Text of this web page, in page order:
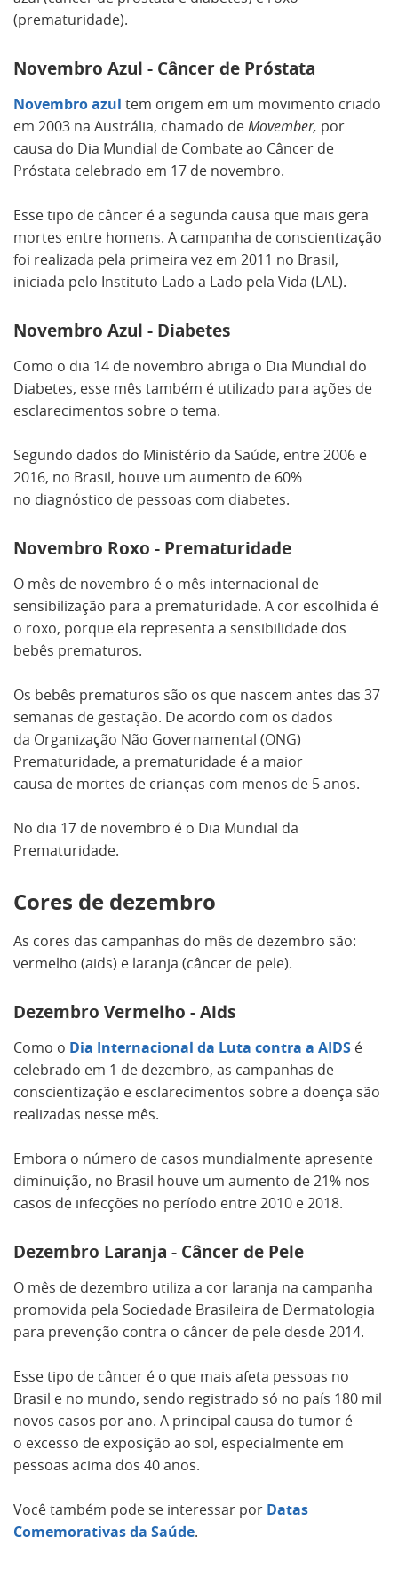
(prematuridade).
Novembro Azul - Câncer de Próstata
Novembro azul tem origem em um movimento criado
em 2003 na Austrália, chamado deMovember, por
causa do Dia Mundial de Combate ao Câncer de
Próstata celebrado em 17 de novembro.
Esse tipo de câncer é a segunda causa que mais gera
mortes entre homens. A campanha de conscientização
foi realizada pela primeira vez em 2011 no Brasil,
iniciada pelo Instituto Lado a Lado pela Vida (LAL).
Novembro Azul - Diabetes
Como o dia 14 de novembro abriga o Dia Mundial do
Diabetes, esse mês também é utilizado para ações de
esclarecimentos sobre o tema.
Segundo dados do Ministério da Saúde, entre 2006 e
2016, no Brasil, houve um aumento de 60%
no diagnóstico de pessoas com diabetes.
Novembro Roxo - Prematuridade
O mês de novembro é o mês internacional de
sensibilização para a prematuridade. A cor escolhida é
o roxo, porque ela representa a sensibilidade dos
bebês prematuros.
Os bebês prematuros são os que nascem antes das 37
semanas de gestação. De acordo com os dados
da Organização Não Governamental (ONG)
Prematuridade, a prematuridade é a maior
causa de mortes de crianças com menos de 5 anos.
No dia 17 de novembro é o Dia Mundial da
Prematuridade.
Cores de dezembro
As cores das campanhas do mês de dezembro são:
vermelho (aids) e laranja (câncer de pele).
Dezembro Vermelho - Aids
Como o Dia Internacional da Luta contra a AIDS é
celebrado em 1 de dezembro, as campanhas de
conscientização e esclarecimentos sobre a doença são
realizadas nesse mês.
Embora o número de casos mundialmente apresente
diminuição, no Brasil houve um aumento de 21% nos
casos de infecções no período entre 2010 e 2018.
Dezembro Laranja - Câncer de Pele
O mês de dezembro utiliza a cor laranja na campanha
promovida pela Sociedade Brasileira de Dermatologia
para prevenção contra o câncer de pele desde 2014.
Esse tipo de câncer é o que mais afeta pessoas no
Brasil e no mundo, sendo registrado só no país 180 mil
novos casos por ano. A principal causa do tumor é
o excesso de exposição ao sol, especialmente em
pessoas acima dos 40 anos.
Você também pode se interessar por Datas
Comemorativas da Saúde.